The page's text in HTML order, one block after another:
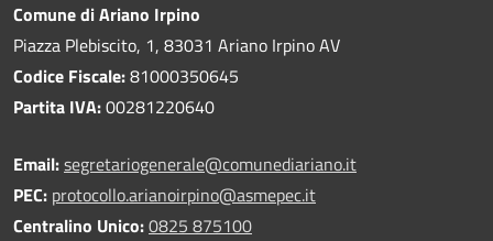
Comune di Ariano Irpino
Piazza Plebiscito, 1, 83031 Ariano Irpino AV
Codice Fiscale:81000350645
Partita IVA:00281220640
Email:segretariogenerale@comunediariano.it
PEC: protocollo.arianoirpino@asmepec.it
Centralino Unico:0825 875100